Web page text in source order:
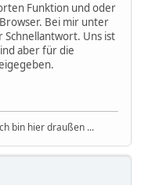
Funktion und oder
Bei mir unter
Uns ist
aber für die
bin hier draußen ...